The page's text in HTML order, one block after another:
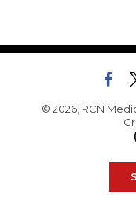
© 2026, RCN